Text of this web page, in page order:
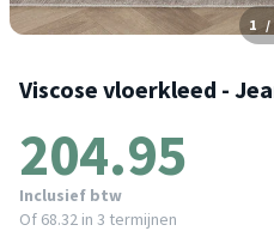
1 /
Viscose vloerkleed -
204.95
Inclusief btw
Of 68.32 in 3 termijnen